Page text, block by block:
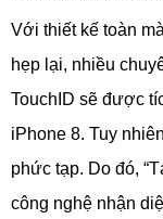
Với thiết kế toàn
hẹp lại, nhiều
TouchID sẽ được
iPhone 8. Tuy
phức tạp. Do đó,
công nghệ nhận